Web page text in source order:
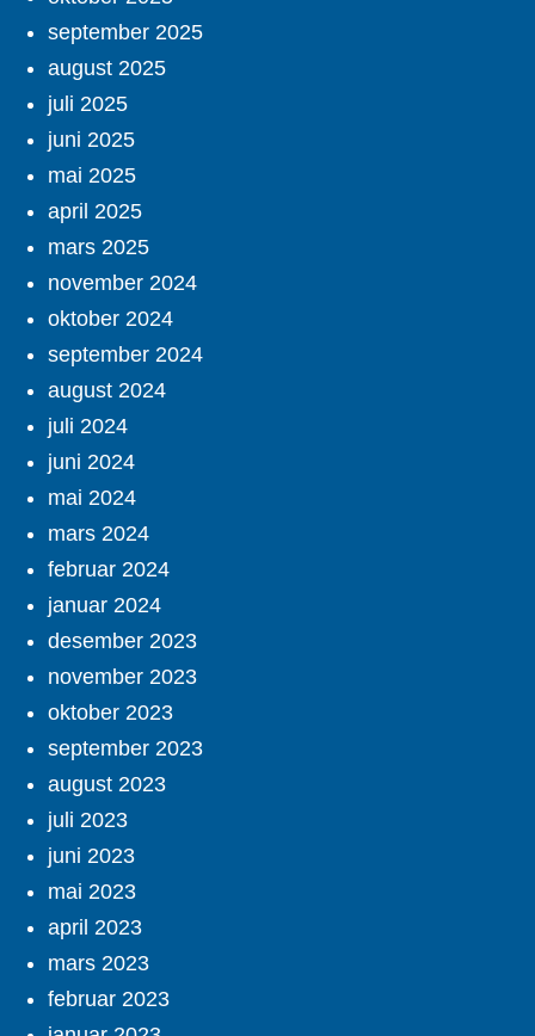
september 2025
august 2025
juli 2025
juni 2025
mai 2025
april 2025
mars 2025
november 2024
oktober 2024
september 2024
august 2024
juli 2024
juni 2024
mai 2024
mars 2024
februar 2024
januar 2024
desember 2023
november 2023
oktober 2023
september 2023
august 2023
juli 2023
juni 2023
mai 2023
april 2023
mars 2023
februar 2023